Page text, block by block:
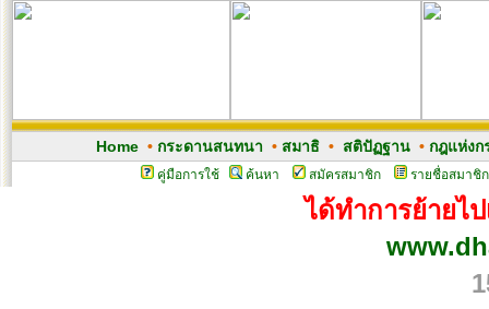
Home• กระดานสนทนา • สมาธิ• สติปัฏฐาน• กฎแห่งก
คู่มือการใช้ ค้นหา สมัครสมาชิก รายชื่อสมาชิก
ได้ทำการย้ายไ